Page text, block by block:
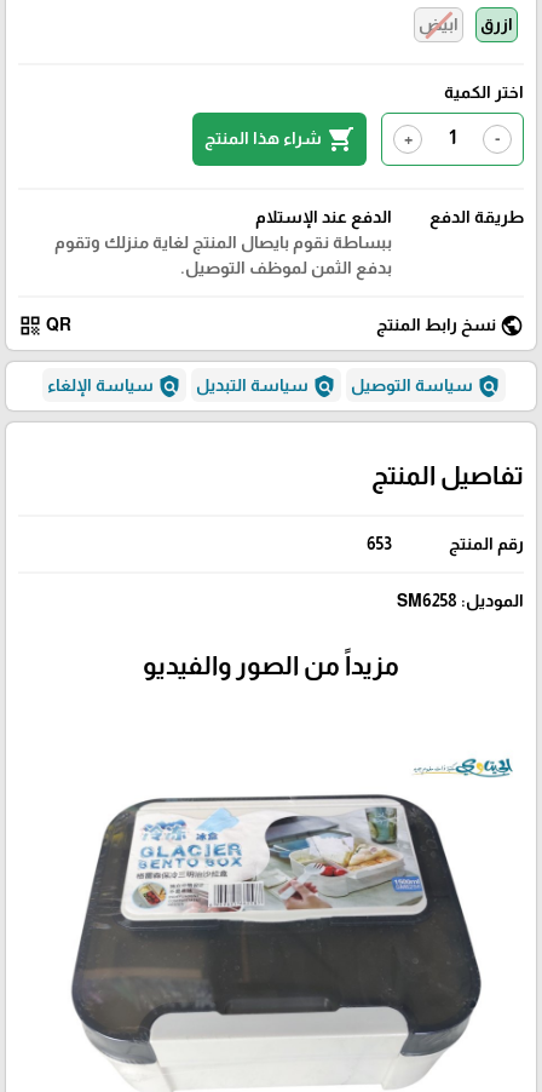
ازرق
ابيض
اختر الكمية
-
+
shopping_cart شراء هذا المنتج
طريقة الدفع
الدفع عند الإستلام
ببساطة نقوم بايصال المنتج لغاية منزلك وتقوم
بدفع الثمن لموظف التوصيل.
public نسخ رابط المنتج QR
qr_code
policy سياسة التوصيل policy سياسة التبديل policy سياسة الإلغاء
تفاصيل المنتج
رقم المنتج 653
الموديل: SM6258
مزيداً من الصور والفيديو